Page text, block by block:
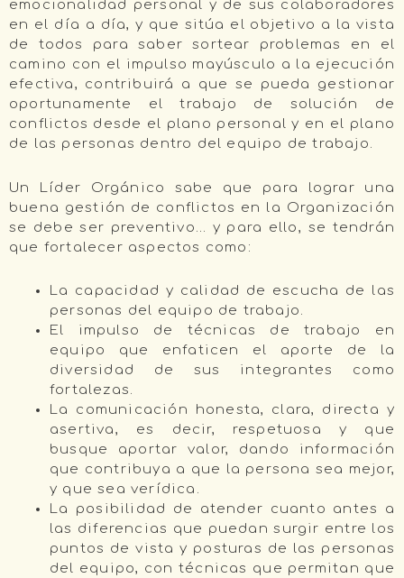
emocionalidad personal y de sus colaboradores
en el día a día, y que sitúa el objetivo a la vista
de todos para saber sortear problemas en el
camino con el impulso mayúsculo a la ejecución
efectiva, contribuirá a que se pueda gestionar
oportunamente el trabajo de solución de
conflictos desde el plano personal y en el plano
de las personas dentro del equipo de trabajo.
Un Líder Orgánico sabe que para lograr una
buena gestión de conflictos en la Organización
se debe ser preventivo… y para ello, se tendrán
que fortalecer aspectos como:
La capacidad y calidad de escucha de las
personas del equipo de trabajo.
El impulso de técnicas de trabajo en
equipo que enfaticen el aporte de la
diversidad de sus integrantes como
fortalezas.
La comunicación honesta, clara, directa y
asertiva, es decir, respetuosa y que
busque aportar valor, dando información
que contribuya a que la persona sea mejor,
y que sea verídica.
La posibilidad de atender cuanto antes a
las diferencias que puedan surgir entre los
puntos de vista y posturas de las personas
del equipo, con técnicas que permitan que